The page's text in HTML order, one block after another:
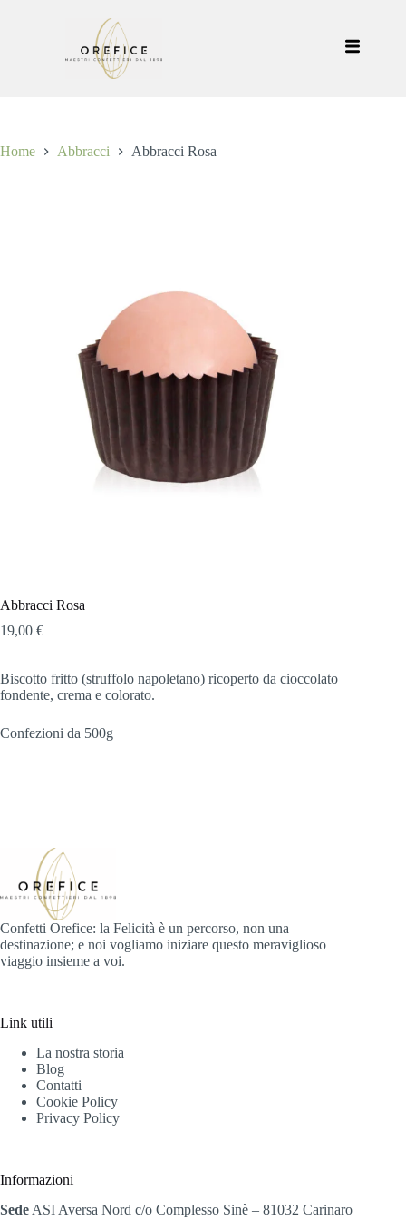
Home Abbracci Abbracci Rosa
Abbracci Rosa
19,00 €
Biscotto fritto (struffolo napoletano) ricoperto da cioccolato
fondente, crema e colorato.
Confezioni da 500g
Confetti Orefice: la Felicità è un percorso, non una
destinazione; e noi vogliamo iniziare questo meraviglioso
viaggio insieme a voi.
Link utili
La nostra storia
Blog
Contatti
Cookie Policy
Privacy Policy
Informazioni
Sede ASI Aversa Nord c/o Complesso Sinè – 81032 Carinaro